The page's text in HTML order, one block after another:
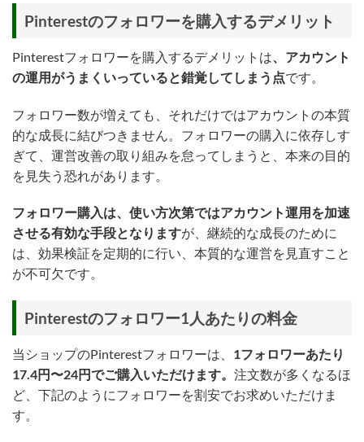
Pinterestのフォロワーを購入するデメリット
Pinterestフォロワーを購入するデメリットは 、アカウント
の運用がうまくいっていると錯覚してしまう点です。
フォロワー数が増えても、それだけではアカウントの本質
的な成長に結びつきません。フォロワーの購入に依存しす
ぎて、運営改善の取り組みを怠ってしまうと、本来の目的
を見失う恐れがあります。
フォロワー購入は、使い方次第ではアカウント運用を加速
させる有効な手段となりますが、継続的な成長のために
は、効果検証を定期的に行い、本質的な運営を見直すこと
が不可欠です。
Pinterestのフォロワー1人あたりの料金
当ショップのPinterestフォロワーは、 1フォロワーあたり
17.4円〜24円でご購入いただけます。 注文数が多くなるほ
ど、下記のようにフォロワーを割安でお求めいただけま
す。